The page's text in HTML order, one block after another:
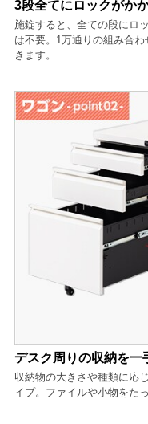
3段全てにロックがか
施錠すると、全ての段にロ
は不要。1万通りの組み合
きます。
デスク周りの収納を一
収納物の大きさや種類に応
イプ。ファイルや小物をた